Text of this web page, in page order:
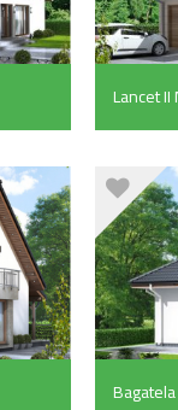
Lancet II